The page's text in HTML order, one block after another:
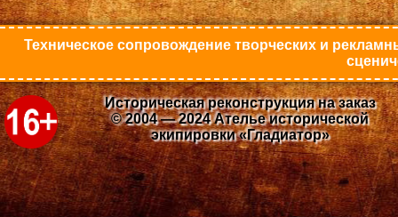
Техническое сопровождение творческих и
Историческая реконструкция на заказ
© 2004 — 2024 Ателье исторической
экипировки «Гладиатор»